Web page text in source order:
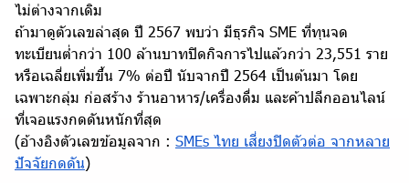
ไม่ต่างจากเดิม
ถ้ามาดูตัวเลขล่าสุด ปี 2567 พบว่า มีธุรกิจ SME ที่ทุนจด
ทะเบียนต่ำกว่า 100 ล้านบาทปิดกิจการไปแล้วกว่า 23,551 ราย
หรือเฉลี่ยเพิ่มขึ้น 7% ต่อปี นับจากปี 2564 เป็นต้นมา โดย
เฉพาะกลุ่ม ก่อสร้าง ร้านอาหาร/เครื่องดื่ม และค้าปลีกออนไลน์
ที่เจอแรงกดดันหนักที่สุด
(อ้างอิงตัวเลขข้อมูลจาก : ​​SMEs ไทย เสี่ยงปิดตัวต่อ จากหลาย
ปัจจัยกดดัน)